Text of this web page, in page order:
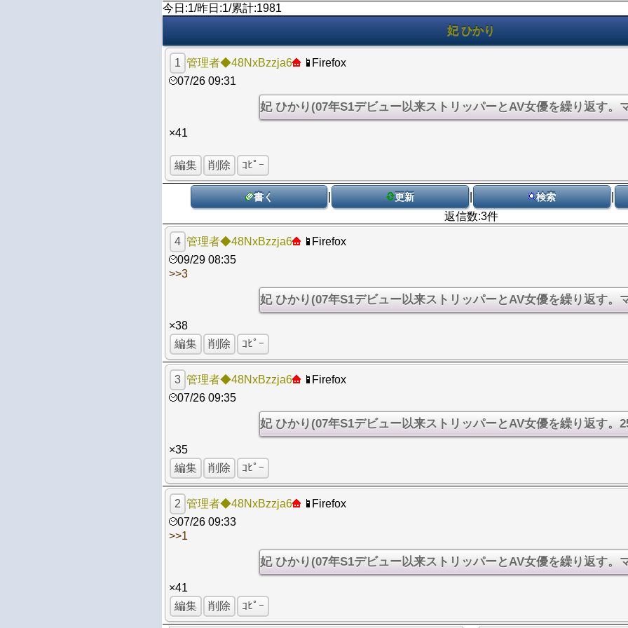
今日:1/昨日:1/累計:1981
妃 ひかり
1 管理者◆48NxBzzja6
Firefox
07/26 09:31
×41
編集 削除 ｺﾋﾟｰ
書く 更新 検索
返信数:3件
4 管理者◆48NxBzzja6
Firefox
09/29 08:35
>>3
×38
編集
削除 ｺﾋﾟｰ
3 管理者◆48NxBzzja6
Firefox
07/26 09:35
×35
編集
削除 ｺﾋﾟｰ
2 管理者◆48NxBzzja6
Firefox
07/26 09:33
>>1
×41
編集
削除 ｺﾋﾟｰ